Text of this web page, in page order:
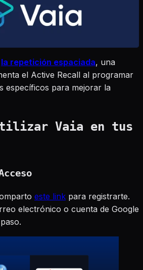
la repetición espaciada, una
el Active Recall al programar
específicos para mejorar la
Vaia en tus
este link para registrarte.
electrónico o cuenta de Google